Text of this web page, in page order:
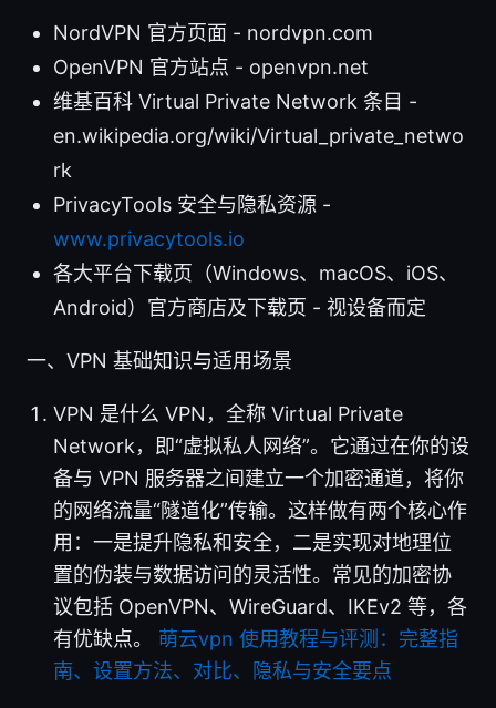
NordVPN 官方页面 - nordvpn.com
OpenVPN 官方站点 - openvpn.net
维基百科 Virtual Private Network 条目 -
en.wikipedia.org/wiki/Virtual_private_netwo
rk
PrivacyTools 安全与隐私资源 -
www.privacytools.io
各大平台下载页（Windows、macOS、iOS、
Android）官方商店及下载页 - 视设备而定
一、VPN 基础知识与适用场景
VPN 是什么 VPN，全称 Virtual Private
Network，即“虚拟私人网络”。它通过在你的设
备与 VPN 服务器之间建立一个加密通道，将你
的网络流量“隧道化”传输。这样做有两个核心作
用：一是提升隐私和安全，二是实现对地理位
置的伪装与数据访问的灵活性。常见的加密协
议包括 OpenVPN、WireGuard、IKEv2 等，各
有优缺点。 萌云vpn 使用教程与评测：完整指
南、设置方法、对比、隐私与安全要点